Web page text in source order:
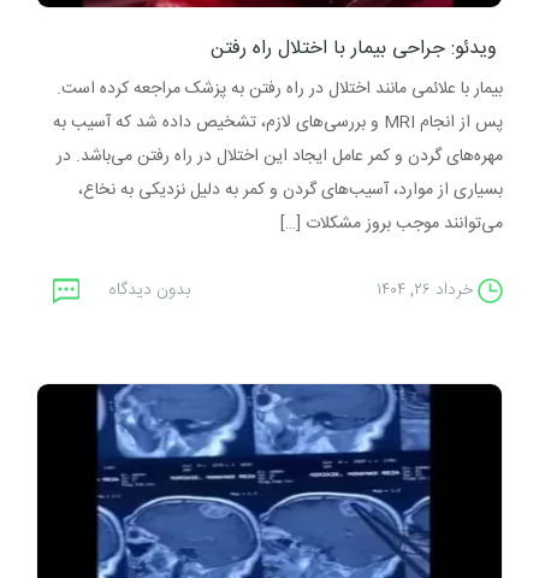
ویدئو: جراحی بیمار با اختلال راه رفتن
بیمار با علائمی مانند اختلال در راه رفتن به پزشک مراجعه کرده است.
پس از انجام MRI و بررسی‌های لازم، تشخیص داده شد که آسیب به
مهره‌های گردن و کمر عامل ایجاد این اختلال در راه رفتن می‌باشد. در
بسیاری از موارد، آسیب‌های گردن و کمر به دلیل نزدیکی به نخاع،
می‌توانند موجب بروز مشکلات […]
خرداد ۲۶, ۱۴۰۴ بدون دیدگاه